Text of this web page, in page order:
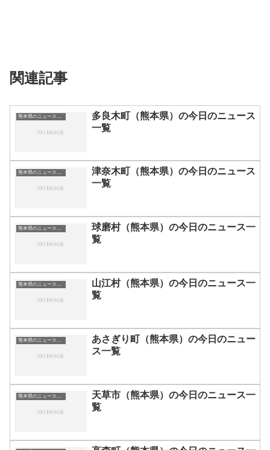
関連記事
熊本県のニュース一覧
多良木町（熊本県）の今日のニュース
一覧
熊本県のニュース一覧
津奈木町（熊本県）の今日のニュース
一覧
熊本県のニュース一覧
球磨村（熊本県）の今日のニュース一
覧
熊本県のニュース一覧
山江村（熊本県）の今日のニュース一
覧
熊本県のニュース一覧
あさぎり町（熊本県）の今日のニュー
ス一覧
熊本県のニュース一覧
天草市（熊本県）の今日のニュース一
覧